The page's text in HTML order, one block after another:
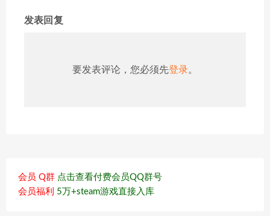
发表回复
要发表评论，您必须先登录。
会员 Q群 点击查看付费会员QQ群号
会员福利 5万+steam游戏直接入库